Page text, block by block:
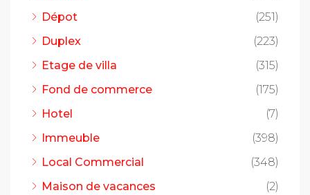
Dépot
(251)
Duplex
(223)
Etage de villa
(315)
Fond de commerce
(175)
Hotel
(7)
Immeuble
(398)
Local Commercial
(348)
Maison de vacances
(2)